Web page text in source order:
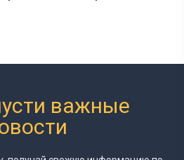
важные